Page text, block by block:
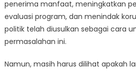
penerima manfaat, meningkatkan
evaluasi program, dan menindak
politik telah diusulkan sebagai cara
permasalahan ini.
Namun, masih harus dilihat apakah